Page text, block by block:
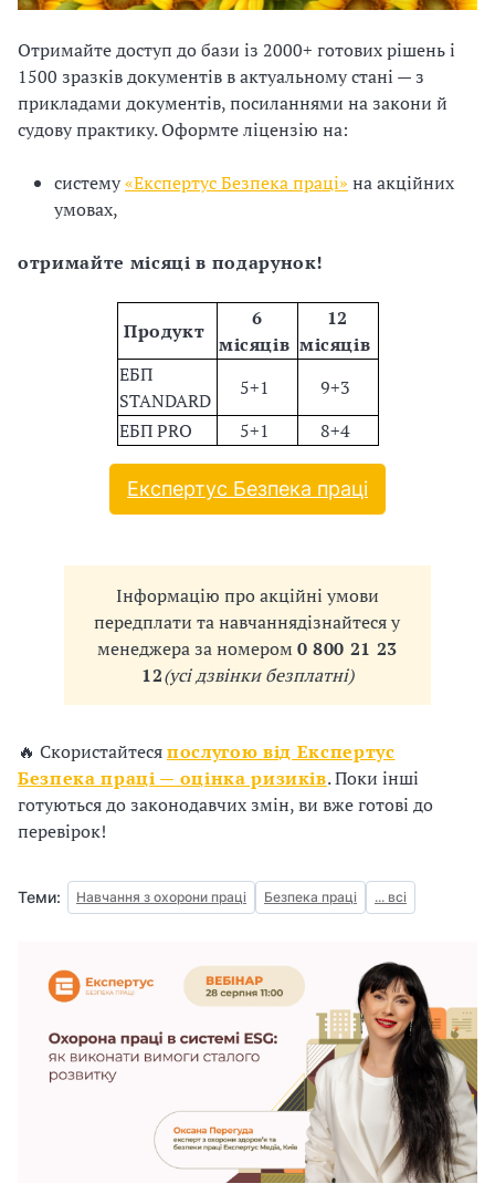
Отримайте доступ до бази із 2000+ готових рішень і
1500 зразків документів в актуальному стані — з
прикладами документів, посиланнями на закони й
судову практику. Оформте ліцензію на:
систему«Експертус Безпека праці» на акційних
умовах,
отримайте місяці в подарунок!
Продукт
6
місяців
12
місяців
ЕБП
STANDARD
5+1
9+3
ЕБП PRO
5+1 8+4
Експертус Безпека праці
Інформацію про акційні умови
передплати та навчаннядізнайтеся у
менеджера за номером 0 800 21 23
12(усі дзвінки безплатні)
🔥 Скористайтесяпослугою від Експертус
Безпека праці — оцінка ризиків. Поки інші
готуються до законодавчих змін, ви вже готові до
перевірок!
Теми: Навчання з охорони праці Безпека праці ... всі
л
а
ц